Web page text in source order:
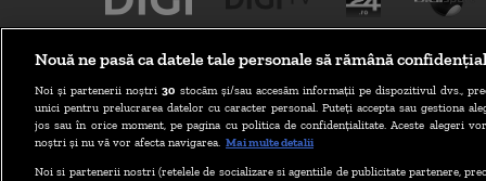
Nouă ne pasă ca datele tale personale să rămână
Noi și partenerii noștri30 stocăm și/sau accesăm informații pe dispozitivul dvs.,
unici pentru prelucrarea datelor cu caracter personal. Puteți accepta sau gestiona
jos sau în orice moment, pe pagina cu politica de confidențialitate. Aceste alegeri
noștri și nu vă vor afecta navigarea. Mai multe detalii
Noi si partenerii nostri (retelele de socializare si agentiile de publicitate partenere,